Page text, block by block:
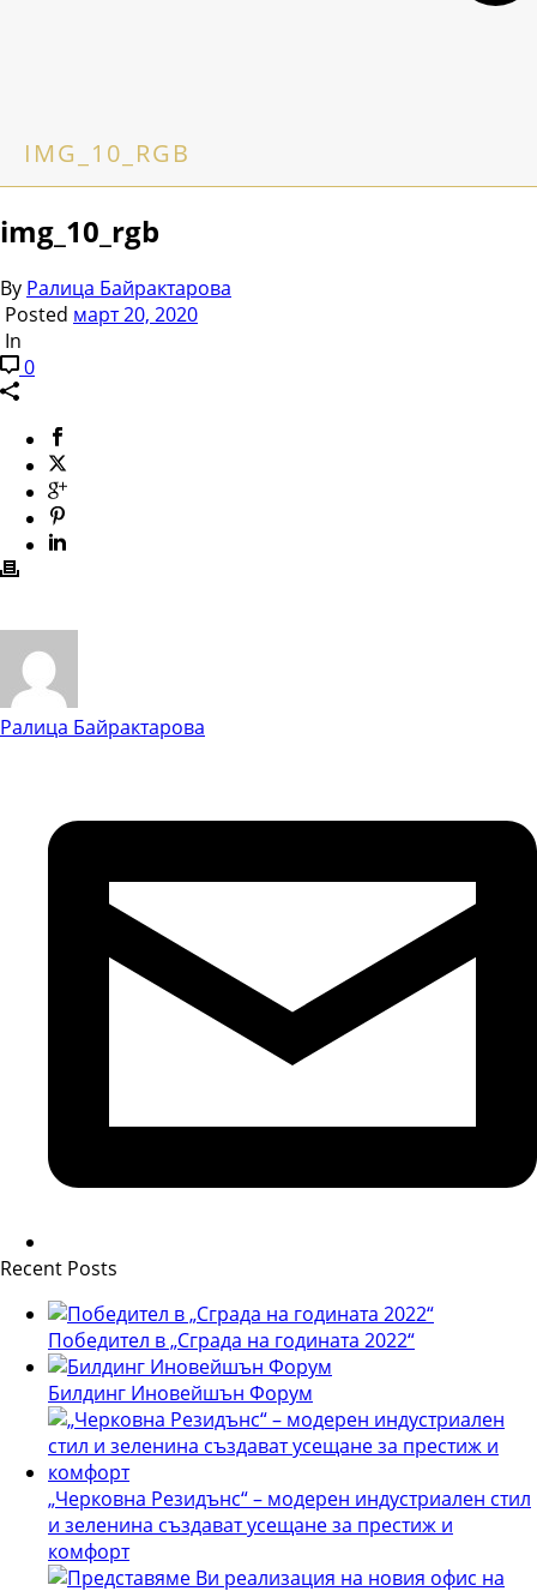
IMG_10_RGB
img_10_rgb
By Ралица Байрактарова
Posted март 20, 2020
In
0
Ралица Байрактарова
Recent Posts
Победител в „Сграда на годината 2022“
Билдинг Иновейшън Форум
„Черковна Резидънс“ – модерен индустриален стил
и зеленина създават усещане за престиж и
комфорт